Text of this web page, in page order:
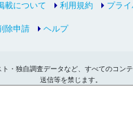
載について 利用規約 プラ
除申請 ヘルプ
・独自調査データなど、すべてのコン
送信等を禁じます。